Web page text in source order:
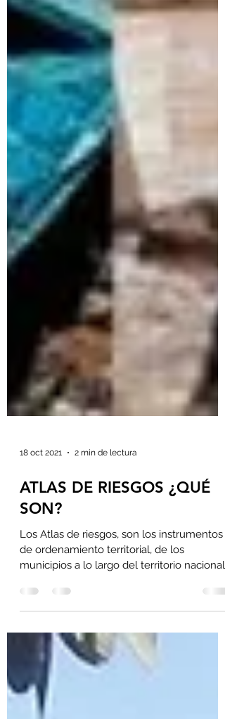
18 oct 2021 2 min de lectura
ATLAS DE RIESGOS ¿QUÉ
Los Atlas de riesgos, son los instrumentos
de ordenamiento territorial, de los
municipios a lo largo del territorio nacional,
regulan los...